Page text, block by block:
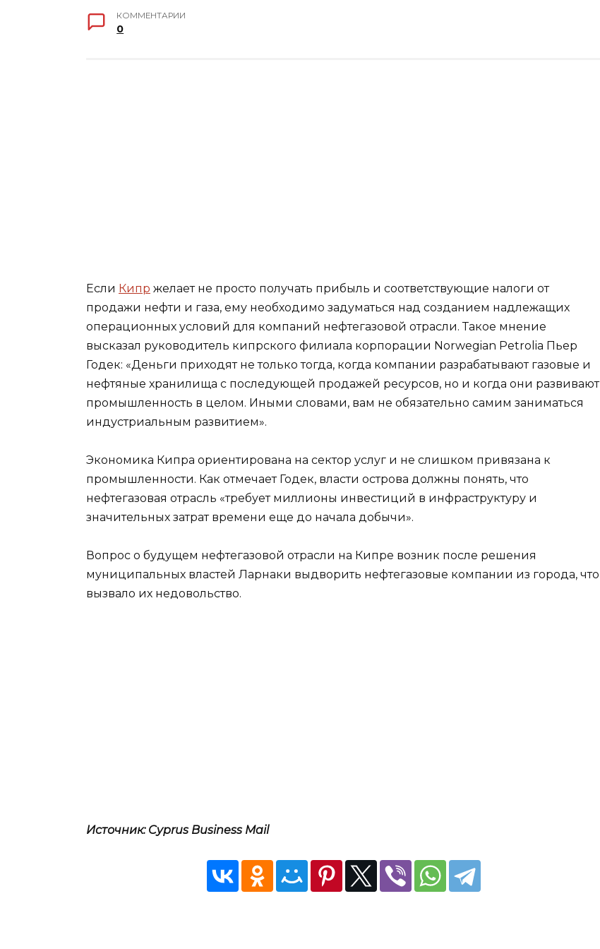
КОММЕНТАРИИ
0
Если Кипр желает не просто получать прибыль и соответствующие налоги от
продажи нефти и газа, ему необходимо задуматься над созданием надлежащих
операционных условий для компаний нефтегазовой отрасли. Такое мнение
высказал руководитель кипрского филиала корпорации Norwegian Petrolia Пьер
Годек: «Деньги приходят не только тогда, когда компании разрабатывают газовые и
нефтяные хранилища с последующей продажей ресурсов, но и когда они развивают
промышленность в целом. Иными словами, вам не обязательно самим заниматься
индустриальным развитием».
Экономика Кипра ориентирована на сектор услуг и не слишком привязана к
промышленности. Как отмечает Годек, власти острова должны понять, что
нефтегазовая отрасль «требует миллионы инвестиций в инфраструктуру и
значительных затрат времени еще до начала добычи».
Вопрос о будущем нефтегазовой отрасли на Кипре возник после решения
муниципальных властей Ларнаки выдворить нефтегазовые компании из города, что
вызвало их недовольство.
Источник: Cyprus Business Mail